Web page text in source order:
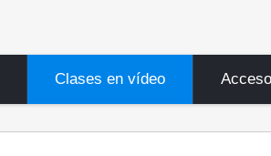
Clases en vídeo